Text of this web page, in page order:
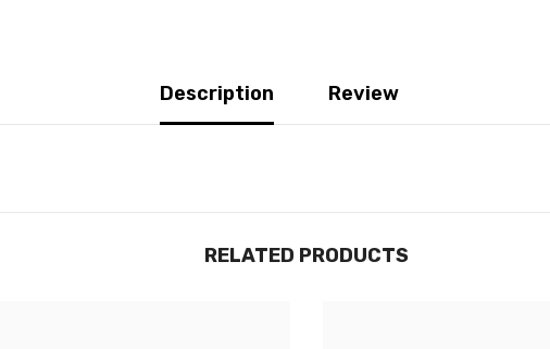
Description Review
RELATED PRODUCTS